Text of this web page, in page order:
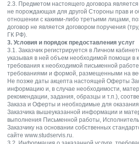
2.3. Предметом настоящего договора
не порождающая для другой Стороны прав и
отношении с какими-либо третьими лицами,
договор не является договором поручения
ГК РФ).
3. Условия и порядок предоставления услуг
3.1. Заказчик регистрируется в Личном
указывая в ней объем необходимой помощи в
требования к необходимой письменной работе
требованиями и формой, размещенными на
Не позже даты акцепта настоящей Оферты
информацию и, в случае необходимости,
рекомендации, задания, образцы и т.п.),
Заказа и Оферты и необходимые для оказания
Заказчика вышеуказанной информации и
выполнения Письменной работы,
Заказчику на основании собственных
сайте www.studservis.ru.